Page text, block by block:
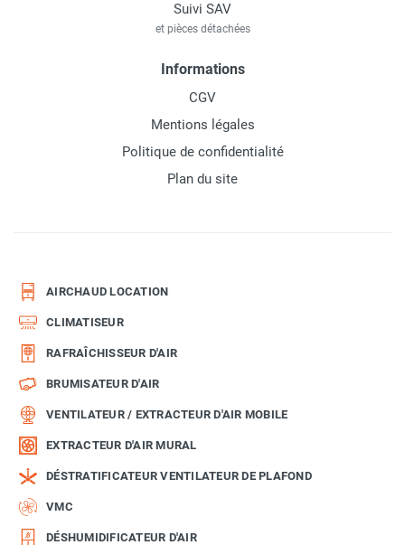
Suivi SAV
et pièces détachées
Informations
CGV
Mentions légales
Politique de confidentialité
Plan du site
AIRCHAUD LOCATION
CLIMATISEUR
RAFRAÎCHISSEUR D'AIR
BRUMISATEUR D'AIR
VENTILATEUR / EXTRACTEUR D'AIR MOBILE
EXTRACTEUR D'AIR MURAL
DÉSTRATIFICATEUR VENTILATEUR DE PLAFOND
VMC
DÉSHUMIDIFICATEUR D'AIR